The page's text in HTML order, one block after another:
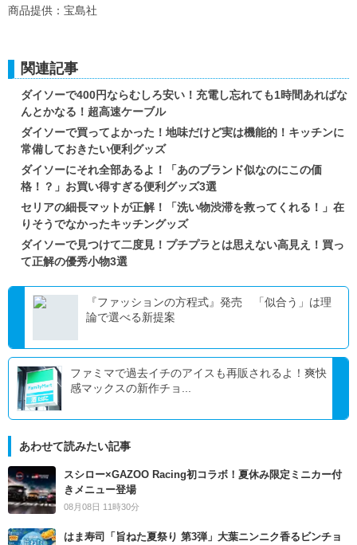
商品提供：宝島社
関連記事
ダイソーで400円ならむしろ安い！充電し忘れても1時間あればな
んとかなる！超高速ケーブル
ダイソーで買ってよかった！地味だけど実は機能的！キッチンに
常備しておきたい便利グッズ
ダイソーにそれ全部あるよ！「あのブランド似なのにこの価
格！？」お買い得すぎる便利グッズ3選
セリアの細長マットが正解！「洗い物渋滞を救ってくれる！」在
りそうでなかったキッチングッズ
ダイソーで見つけて二度見！プチプラとは思えない高見え！買っ
て正解の優秀小物3選
『ファッションの方程式』発売 「似合う」は理
論で選べる新提案
ファミマで過去イチのアイスも再販されるよ！爽快
感マックスの新作チョ...
あわせて読みたい記事
スシロー×GAZOO Racing初コラボ！夏休み限定ミニカー付
きメニュー登場
08月08日 11時30分
はま寿司「旨ねた夏祭り 第3弾」大葉ニンニク香るビンチョ